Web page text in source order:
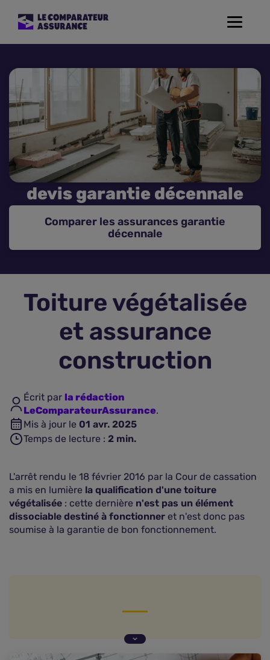
Toggle
Mutuelle Santé
Assurance Moto
Assurance Habitation
Assurance de prêt
Assurance vie
Plus d'assurances
devis garantie décennale
Comparer les assurances garantie
décennale
Toiture végétalisée
et assurance
construction
Écrit par la rédaction
LeComparateurAssurance.
Mis à jour le 01 avr. 2025
Temps de lecture : 2 min.
L'arrêt rendu le 18 février 2016 par la Cour de cassation
a mis en lumière la qualification d'une toiture
végétalisée : cette dernière n'est pas un élément
dissociable destiné à fonctionner et n'est donc pas
soumise à la garantie de bon fonctionnement.
Décision de la Cour de cassation et justification